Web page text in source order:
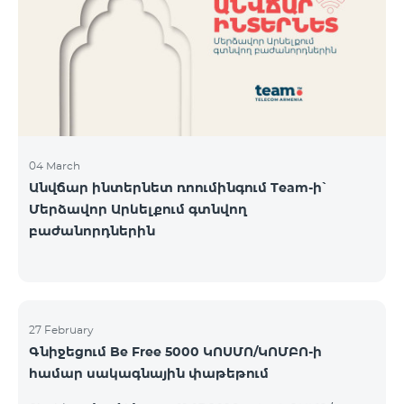
Կիրակի-08․03 Երևան Կենտրոն Իսակովի
պողոտա 3/7 09:00-18:00 09:00-18:00 10:00-19:00
Երևան Կենտրոն Խորենացու փողոց 26/26 09:00-
04 March
Անվճար ինտերնետ ռոումինգում Team-ի՝
Մերձավոր Արևելքում գտնվող
բաժանորդներին
27 February
Գնիջեցում Be Free 5000 ԿՈՍՄՈ/ԿՈՄԲՈ-ի
համար սակագնային փաթեթում